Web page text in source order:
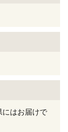
はお届けで